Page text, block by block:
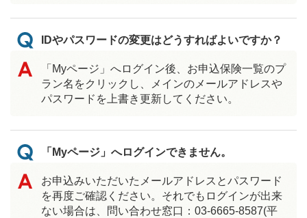
IDやパスワードの変更はどうすればよいですか？
「Myページ」へログイン後、お申込保険一覧のプ
ラン名をクリックし、メインのメールアドレスや
パスワードを上書き更新してください。
「Myページ」へログインできません。
お申込みいただいたメールアドレスとパスワード
を再度ご確認ください。それでもログインが出来
ない場合は、問い合わせ窓口：03-6665-8587(平